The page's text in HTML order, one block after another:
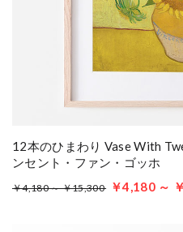
12本のひまわり Vase With
ンセント・ファン・ゴッホ
￥4,180 ～ ￥15,300 ￥4,180 ～